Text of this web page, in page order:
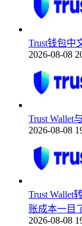
Trust钱包中
2026-08-08
Trust Wallet
2026-08-08
Trust Wallet
账成本一目
2026-08-08